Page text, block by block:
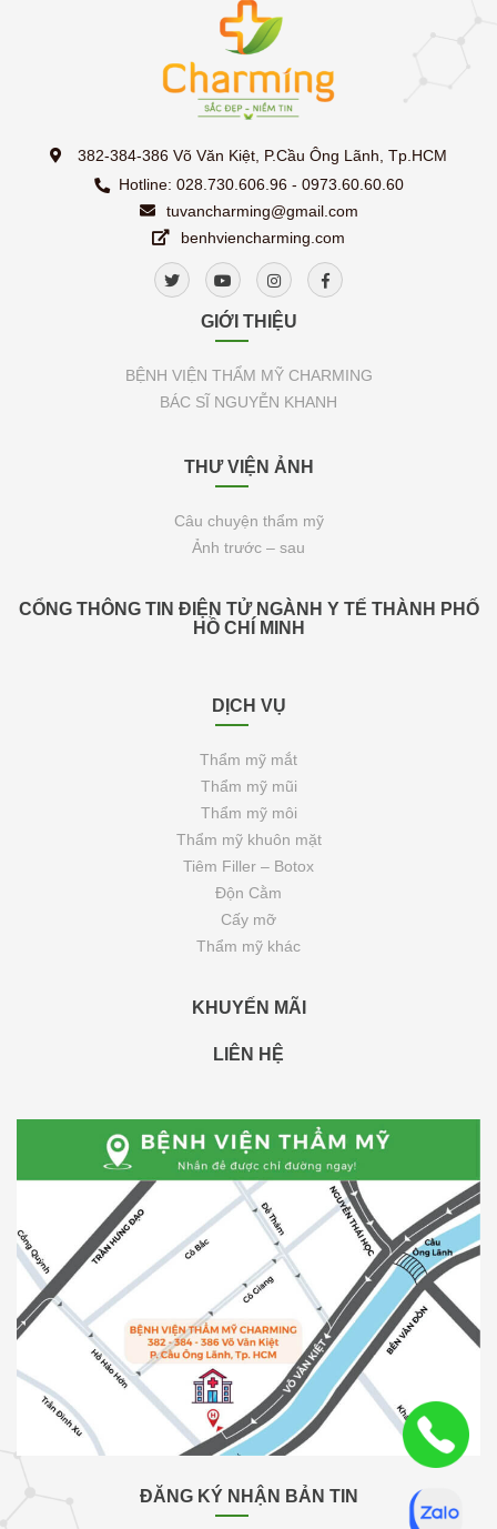
382-384-386 Võ Văn Kiệt, P.Cầu Ông Lãnh, Tp.HCM
Hotline: 028.730.606.96 - 0973.60.60.60
tuvancharming@gmail.com
benhviencharming.com
GIỚI THIỆU
BỆNH VIỆN THẨM MỸ CHARMING
BÁC SĨ NGUYỄN KHANH
THƯ VIỆN ẢNH
Câu chuyện thẩm mỹ
Ảnh trước – sau
CỔNG THÔNG TIN ĐIỆN TỬ NGÀNH Y TẾ THÀNH PHỐ
HỒ CHÍ MINH
DỊCH VỤ
Thẩm mỹ mắt
Thẩm mỹ mũi
Thẩm mỹ môi
Thẩm mỹ khuôn mặt
Tiêm Filler – Botox
Độn Cằm
Cấy mỡ
Thẩm mỹ khác
KHUYẾN MÃI
LIÊN HỆ
ĐĂNG KÝ NHẬN BẢN TIN